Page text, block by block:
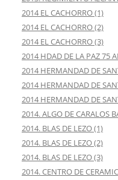
2014 EL CACHORRO (1)
2014 EL CACHORRO (2)
2014 EL CACHORRO (3)
2014 HDAD DE LA PAZ 75
2014 HERMANDAD DE
2014 HERMANDAD DE
2014 HERMANDAD DE
2014. ALGO DE CARALOS
2014. BLAS DE LEZO (1)
2014. BLAS DE LEZO (2)
2014. BLAS DE LEZO (3)
2014. CENTRO DE